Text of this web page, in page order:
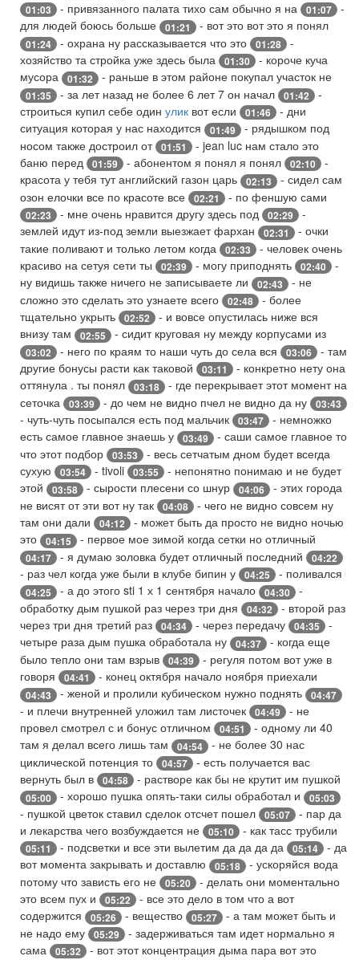
01:03 - привязанного палата тихо сам обычно я на 01:07
-
для людей боюсь больше
01:21 - вот это вот это я понял
01:24 - охрана ну рассказывается что это 01:28
-
хозяйство та стройка уже здесь была
01:30
- короче куча
мусора
01:32 - раньше в этом районе покупал участок не
01:35 - за лет назад не более 6 лет 7 он начал 01:42
-
строиться купил себе один улик вот если 01:46
- дни
ситуация которая у нас находится
01:49
- рядышком под
носом также достроил от 01:51
- jean luc нам стало это
баню перед
01:59 - абонентом я понял я понял 02:10
-
красота у тебя тут английский газон царь
02:13
- сидел сам
озон елочки все по красоте все
02:21 - по феншую сами
02:23 - мне очень нравится другу здесь под 02:29
-
землей идут из-под земли выезжает фархан
02:31
- очки
такие поливают и только летом когда
02:33
- человек очень
красиво на сетуя сети ты
02:39 - могу приподнять 02:40
-
ну видишь также ничего не записываете ли
02:43
- не
сложно это сделать это узнаете всего
02:48
- более
тщательно укрыть
02:52
- и вовсе опустилась ниже вся
внизу там
02:55 - сидит круговая ну между корпусами из
03:02 - него по краям то наши чуть до села вся 03:06
- там
другие бонусы расти как таковой
03:11
- конкретно нету она
оттянула . ты понял
03:18
- где перекрывает этот момент на
сеточка
03:39 - до чем не видно пчел не видно да ну 03:43
- чуть-чуть посыпался есть под мальчик 03:47
- немножко
есть самое главное знаешь у
03:49
- саши самое главное то
что этот подбор
03:53
- весь сетчатым дном будет всегда
сухую
03:54 - tivoli 03:55
- непонятно понимаю и не будет
этой
03:58 - сырости плесени со шнур 04:06
- этих города
не висят от эти вот ну так
04:08
- чего не видно совсем ну
там они дали
04:12
- может быть да просто не видно ночью
это
04:15 - первое мое зимой когда сетки но отличный
04:17 - я думаю золовка будет отличный последний 04:22
- раз чел когда уже были в клубе бипин у 04:25 - поливался
04:25 - а до этого sti 1 х 1 сентября начало 04:30
-
обработку дым пушкой раз через три дня
04:32
- второй раз
через три дня третий раз
04:34 - через передачу 04:35
-
четыре раза дым пушка обработала ну
04:37
- когда еще
было тепло они там взрыв
04:39
- регуля потом вот уже в
говоря
04:41 - конец октября начало ноября приехали
04:43 - женой и пролили кубическом нужно поднять 04:47
- и плечи внутренней уложил там листочек 04:49
- не
провел смотрел с и бонус отличном
04:51
- одному ли 40
там я делал всего лишь там
04:54
- не более 30 нас
циклической потенция то
04:57
- есть получается вас
вернуть был в
04:58 - растворе как бы не крутит им пушкой
05:00 - хорошо пушка опять-таки силы обработал и 05:03
- пушкой цветок ставил сделок отсчет пошел 05:07
- пар да
и лекарства чего возбуждается не
05:10 - как тасс трубили
05:11 - подсветки и все эти вылетим да да да да 05:14
- да
вот момента закрывать и доставлю
05:18
- ускоряйся вода
потому что зависть его не
05:20
- делать они моментально
это всем пух и
05:22
- все это дело в том что а вот
содержится
05:26 - вещество 05:27
- а там может быть и
не надо ему
05:29
- задерживаться там идет нормально я
сама
05:32
- вот этот концентрация дыма пара вот это